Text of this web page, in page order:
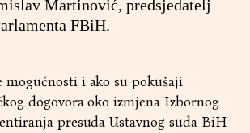
Martinović, predsjedatelj
FBiH.
mogućnosti i ako su pokušaji
dogovora oko izmjena Izbornog
presuda Ustavnog suda BiH